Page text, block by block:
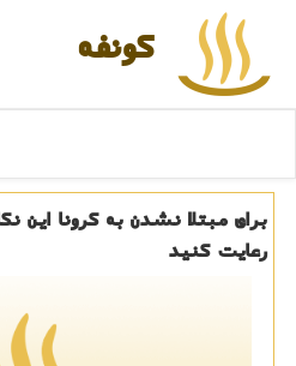
كونفه
برای مبتلا نشدن به كرونا این
رعایت كنید